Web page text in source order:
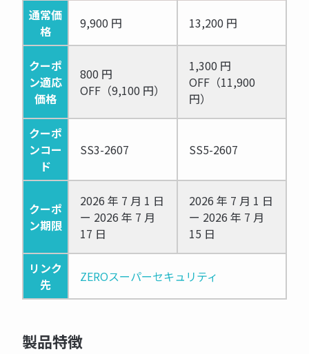
通常価
格
9,900 円 13,200 円
クーポ
ン適応
価格
800 円
OFF（9,100 円）
1,300 円
OFF（11,900
円）
クーポ
ンコー
ド
SS3-2607 SS5-2607
クーポ
ン期限
2026 年 7 月 1 日
ー 2026 年 7 月
17 日
2026 年 7 月 1 日
ー 2026 年 7 月
15 日
リンク
先
ZEROスーパーセキュリティ
製品特徴